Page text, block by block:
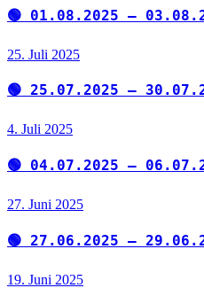
🟢 01.08.2025 –
25. Juli 2025
🟢 25.07.2025 –
4. Juli 2025
🟢 04.07.2025 –
27. Juni 2025
🟢 27.06.2025 –
19. Juni 2025